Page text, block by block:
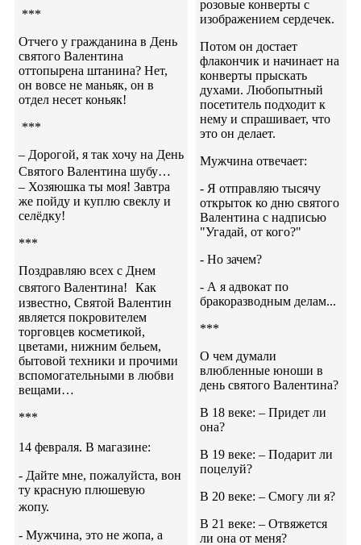
***
Отчего у гражданина в День
святого Валентина
оттопырена штанина? Нет,
он вовсе не маньяк, он в
отдел несет коньяк!
***
– Дорогой, я так хочу на День
Святого Валентина шубу…
– Хозяюшка ты моя! Завтра
же пойду и куплю свеклу и
селёдку!
***
Поздравляю всех с Днем
святого Валентина! Как
известно, Святой Валентин
является покровителем
торговцев косметикой,
цветами, нижним бельем,
бытовой техники и прочими
вспомогательными в любви
вещами…
***
14 февраля. В магазине:
- Дайте мне, пожалуйста, вон
ту красную плюшевую
жопу.
- Мужчина, это не жопа, а
розовые конверты с
изображением сердечек.
Потом он достает
флакончик и начинает на
конверты прыскать
духами. Любопытный
посетитель подходит к
нему и спрашивает, что
это он делает.
Мужчина отвечает:
- Я отправляю тысячу
открыток ко дню святого
Валентина с надписью
"Угадай, от кого?"
- Но зачем?
- А я адвокат по
бракоразводным делам...
***
О чем думали
влюбленные юноши в
день святого Валентина?
В 18 веке: – Придет ли
она?
В 19 веке: – Подарит ли
поцелуй?
В 20 веке: – Смогу ли я?
В 21 веке: – Отвяжется
ли она от меня?